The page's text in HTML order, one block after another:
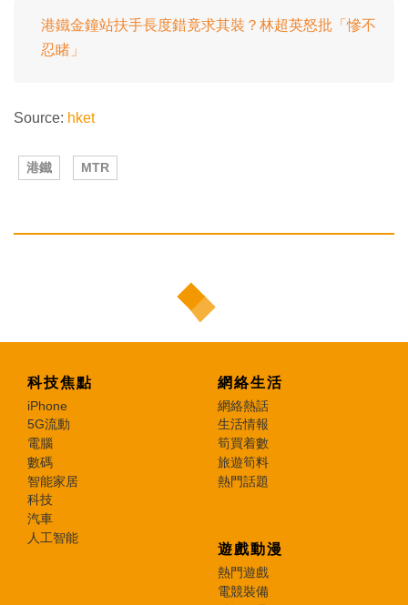
港鐵金鐘站扶手長度錯竟求其裝？林超英怒批「慘不
忍睹」
Source: hket
港鐵 MTR
科技焦點
iPhone
5G流動
電腦
數碼
智能家居
科技
汽車
人工智能
網絡生活
網絡熱話
生活情報
筍買着數
旅遊筍料
熱門話題
遊戲動漫
熱門遊戲
電競裝備